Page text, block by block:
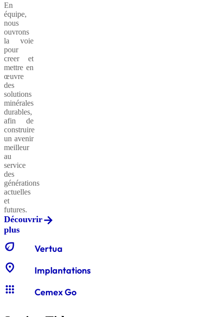
En
équipe,
nous
ouvrons
la voie
pour
creer et
mettre en
œuvre
des
solutions
minérales
durables,
afin de
construire
un avenir
meilleur
au
service
des
générations
actuelles
et
futures.
Découvrir
plus
eco Vertua
location_on Implantations
apps Cemex Go